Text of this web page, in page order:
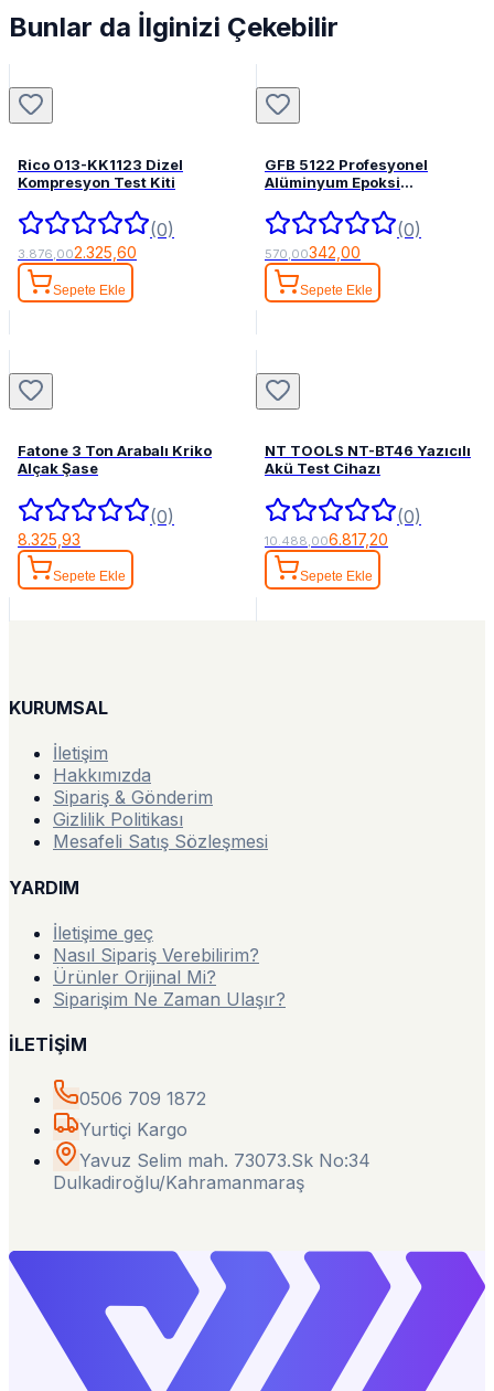
Bunlar da İlginizi Çekebilir
Rico 013-KK1123 Dizel
Kompresyon Test Kiti
(0)
3.876,002.325,60
Sepete Ekle
GFB 5122 Profesyonel
Alüminyum Epoksi
(0)
570,00342,00
Sepete Ekle
Fatone 3 Ton Arabalı Kriko
Alçak Şase
(0)
8.325,93
Sepete Ekle
NT TOOLS NT-BT46 Yazıcılı
Akü Test Cihazı
(0)
10.488,006.817,20
Sepete Ekle
KURUMSAL
İletişim
Hakkımızda
Sipariş & Gönderim
Gizlilik Politikası
Mesafeli Satış Sözleşmesi
YARDIM
İletişime geç
Nasıl Sipariş Verebilirim?
Ürünler Orijinal Mi?
Siparişim Ne Zaman Ulaşır?
İLETİŞİM
0506 709 1872
Yurtiçi Kargo
Yavuz Selim mah. 73073.Sk No:34
Dulkadiroğlu/Kahramanmaraş